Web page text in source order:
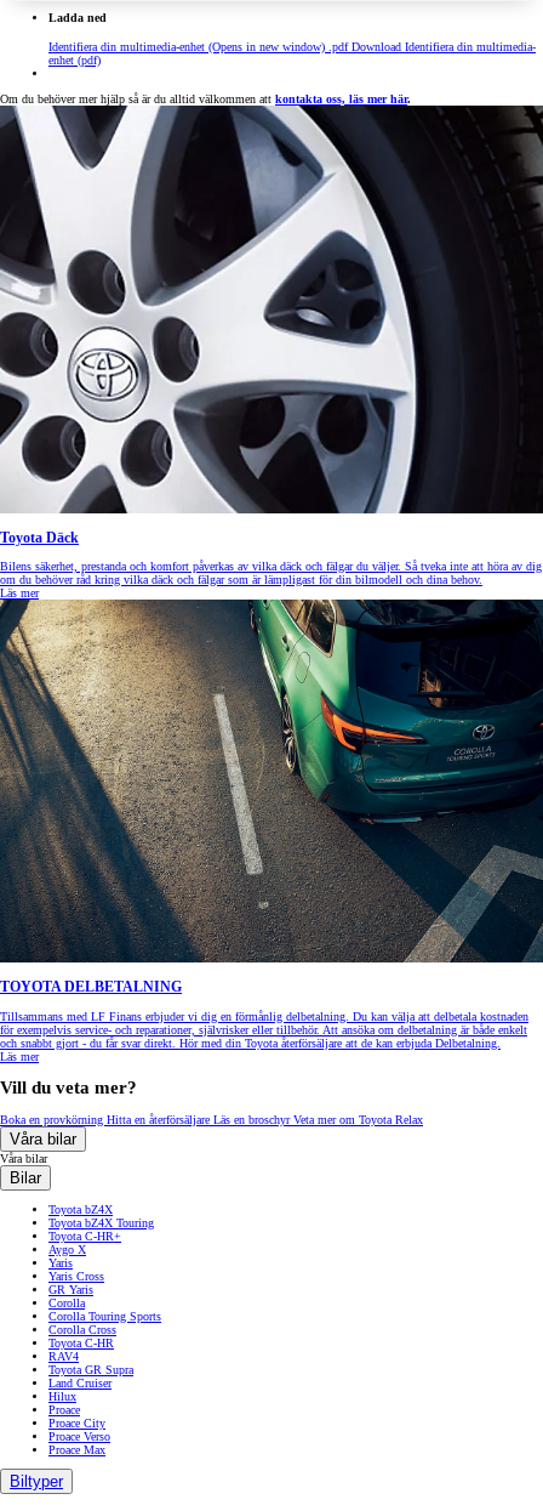
Ladda ned
Identifiera din multimedia-enhet (Opens in new window) .pdfDownload Identifiera din multimedia-
enhet (pdf)
Om du behöver mer hjälp så är du alltid välkommen att kontakta oss, läs mer här.
Toyota Däck
Bilens säkerhet, prestanda och komfort påverkas av vilka däck och fälgar du väljer. Så tveka inte att höra av dig
om du behöver råd kring vilka däck och fälgar som är lämpligast för din bilmodell och dina behov.
Läs mer
TOYOTA DELBETALNING
Tillsammans med LF Finans erbjuder vi dig en förmånlig delbetalning. Du kan välja att delbetala kostnaden
för exempelvis service- och reparationer, självrisker eller tillbehör. Att ansöka om delbetalning är både enkelt
och snabbt gjort - du får svar direkt. Hör med din Toyota återförsäljare att de kan erbjuda Delbetalning.
Läs mer
Vill du veta mer?
Boka en provkörning Hitta en återförsäljare Läs en broschyrVeta mer om Toyota Relax
Våra bilar
Våra bilar
Bilar
Toyota bZ4X
Toyota bZ4X Touring
Toyota C-HR+
Aygo X
Yaris
Yaris Cross
GR Yaris
Corolla
Corolla Touring Sports
Corolla Cross
Toyota C-HR
RAV4
Toyota GR Supra
Land Cruiser
Hilux
Proace
Proace City
Proace Verso
Proace Max
Biltyper